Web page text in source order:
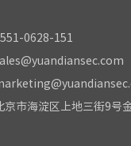
0628-151
京市海淀区上地三街9号